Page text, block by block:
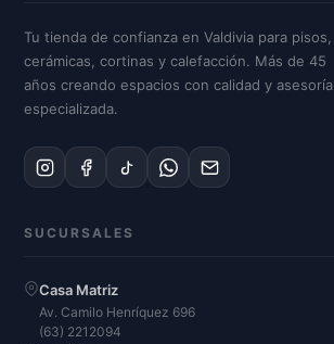
Tu tienda de confianza en Valdivia para pisos,
cerámicas, cortinas y calefacción. Más de 45
años creando espacios con calidad y asesoría
especializada.
SUCURSALES
Casa Matriz
Av. Camilo Henríquez 696
(63) 2212094